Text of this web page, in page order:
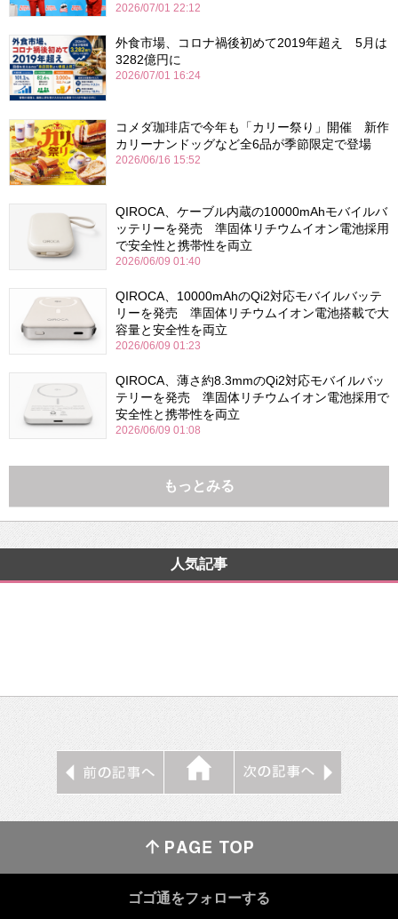
2026/07/01 22:12
外食市場、コロナ禍後初めて2019年超え 5月は
3282億円に
2026/07/01 16:24
コメダ珈琲店で今年も「カリー祭り」開催 新作
カリーナンドッグなど全6品が季節限定で登場
2026/06/16 15:52
QIROCA、ケーブル内蔵の10000mAhモバイルバ
ッテリーを発売 準固体リチウムイオン電池採用
で安全性と携帯性を両立
2026/06/09 01:40
QIROCA、10000mAhのQi2対応モバイルバッテ
リーを発売 準固体リチウムイオン電池搭載で大
容量と安全性を両立
2026/06/09 01:23
QIROCA、薄さ約8.3mmのQi2対応モバイルバッ
テリーを発売 準固体リチウムイオン電池採用で
安全性と携帯性を両立
2026/06/09 01:08
もっとみる
人気記事
ゴゴ通をフォローする